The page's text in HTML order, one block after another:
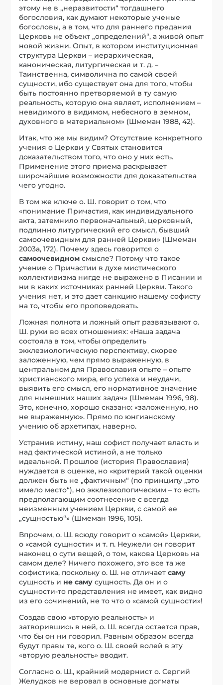
этому не в „неразвитости“ тогдашнего
богословия, как думают некоторые ученые
богословы, а в том, что для раннего предания
Церковь не объект „определений“, а живой опыт
новой жизни. Опыт, в котором институционная
структура Церкви – иерархическая,
каноническая, литургическая и т. д. –
Таинственна, символична по самой своей
сущности, ибо существует она для того, чтобы
быть постоянно претворяемой в ту самую
реальность, которую она являет, исполнением –
невидимого в видимом, небесного в земном,
духовного в материальном» (Шмеман 1988, 42).
Итак, что же мы видим? Отсутствие конкретного
учения о Церкви у Святых становится
доказательством того, что оно у них есть.
Применение этого приема раскрывает
широчайшие возможности для доказательства
чего угодно.
В том же ключе о. Ш. говорит о том, что
«понимание Причастия, как индивидуального
акта, затемнило первоначальный, церковный,
подлинно литургический его смысл, бывший
самоочевидным для ранней Церкви» (Шмеман
2003a, 172). Почему здесь говорится о
самоочевидном смысле? Потому что такое
учение о Причастии в духе мистического
коллективизма нигде не выражено в Писании и
ни в каких источниках ранней Церкви. Такого
учения нет, и это дает санкцию нашему софисту
на то, чтобы его проповедовать.
Ложная полнота и ложный опыт развязывают о.
Ш. руки во всех отношениях: «Наша задача
состояла в том, чтобы определить
экклезиологическую перспективу, скорее
заложенную, чем прямо выраженную, в
центральном для Православия опыте – опыте
христианского мира, его успеха и неудачи,
выявить его смысл, его нормативное значение
для нынешних наших задач» (Шмеман 1996, 98).
Это, конечно, хорошо сказано: «заложенную, но
не выраженную». Прямо по юнгианскому
учению об архетипах, наверно.
Устранив истину, наш софист получает власть и
над фактической истиной, а не только
идеальной. Прошлое (история Православия)
нуждается в оценке, но «критерий такой оценки
должен быть не „фактичным“ (по принципу „это
имело место“), но экклезиологическим – то есть
предполагающим соотнесение с всегда
неизменным учением Церкви, с самой ее
„сущностью“» (Шмеман 1996, 105).
Впрочем, о. Ш. всюду говорит о «самой» Церкви,
о «самой сущности» и т. п. Неужели он говорит
наконец о сути вещей, о том, какова Церковь на
самом деле? Ничего похожего, это все та же
софистика, поскольку о. Ш. не отличаетсаму
сущность и не саму сущность. Да он и о
сущности-то представления не имеет, как видно
из его сочинений, не то что о «самой сущности»!
Создав свою «вторую реальность» и
затворившись в ней, о. Ш. всегда остается прав,
что бы он ни говорил. Равным образом всегда
будут правы те, кого о. Ш. своей волей в эту
«вторую реальность» вводит.
Согласно о. Ш., крайний модернист о. Сергий
Желудков не веровал в основные догматы